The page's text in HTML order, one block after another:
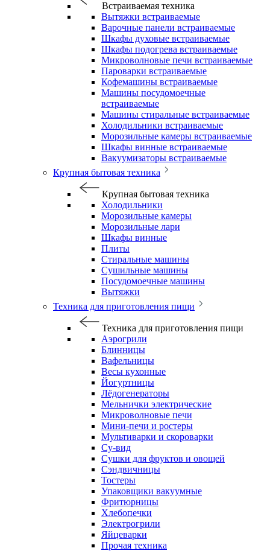
Встраиваемая техника
Вытяжки встраиваемые
Варочные панели встраиваемые
Шкафы духовые встраиваемые
Шкафы подогрева встраиваемые
Микроволновые печи встраиваемые
Пароварки встраиваемые
Кофемашины встраиваемые
Машины посудомоечные
встраиваемые
Машины стиральные встраиваемые
Холодильники встраиваемые
Морозильные камеры встраиваемые
Шкафы винные встраиваемые
Вакуумизаторы встраиваемые
Крупная бытовая техника
Крупная бытовая техника
Холодильники
Морозильные камеры
Морозильные лари
Шкафы винные
Плиты
Стиральные машины
Сушильные машины
Посудомоечные машины
Вытяжки
Техника для приготовления пищи
Техника для приготовления пищи
Аэрогрили
Блинницы
Вафельницы
Весы кухонные
Йогуртницы
Лёдогенераторы
Мельнички электрические
Микроволновые печи
Мини-печи и ростеры
Мультиварки и скороварки
Су-вид
Сушки для фруктов и овощей
Сэндвичницы
Тостеры
Упаковщики вакуумные
Фритюрницы
Хлебопечки
Электрогрили
Яйцеварки
Прочая техника